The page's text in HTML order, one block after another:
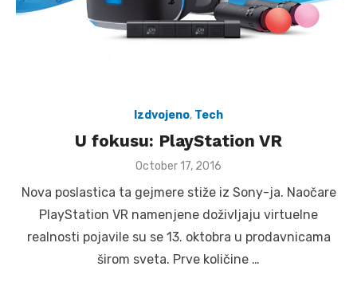
Izdvojeno, Tech
U fokusu: PlayStation VR
Posted
October 17, 2016
Nova poslastica ta gejmere stiže iz Sony-ja. Naočare
PlayStation VR namenjene doživljaju virtuelne
realnosti pojavile su se 13. oktobra u prodavnicama
širom sveta. Prve količine …